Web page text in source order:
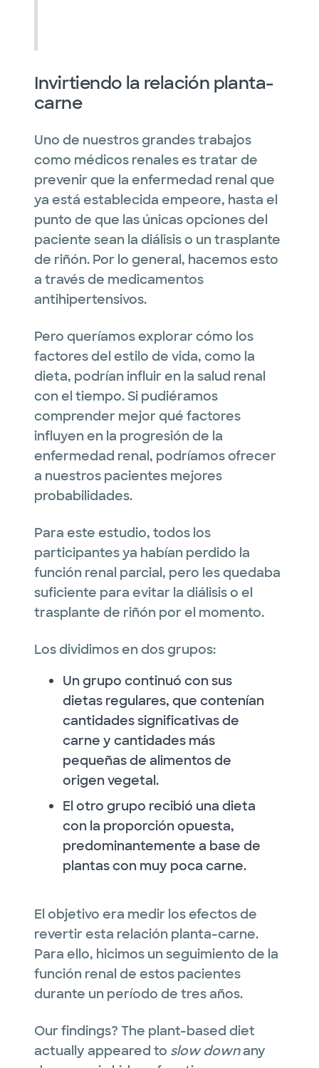
Invirtiendo la relación planta-
carne
Uno de nuestros grandes trabajos
como médicos renales es tratar de
prevenir que la enfermedad renal que
ya está establecida empeore, hasta el
punto de que las únicas opciones del
paciente sean la diálisis o un trasplante
de riñón. Por lo general, hacemos esto
a través de medicamentos
antihipertensivos.
Pero queríamos explorar cómo los
factores del estilo de vida, como la
dieta, podrían influir en la salud renal
con el tiempo. Si pudiéramos
comprender mejor qué factores
influyen en la progresión de la
enfermedad renal, podríamos ofrecer
a nuestros pacientes mejores
probabilidades.
Para este estudio, todos los
participantes ya habían perdido la
función renal parcial, pero les quedaba
suficiente para evitar la diálisis o el
trasplante de riñón por el momento.
Los dividimos en dos grupos:
Un grupo continuó con sus
dietas regulares, que contenían
cantidades significativas de
carne y cantidades más
pequeñas de alimentos de
origen vegetal.
El otro grupo recibió una dieta
con la proporción opuesta,
predominantemente a base de
plantas con muy poca carne.
El objetivo era medir los efectos de
revertir esta relación planta-carne.
Para ello, hicimos un seguimiento de la
función renal de estos pacientes
durante un período de tres años.
Our findings? The plant-based diet
actually appeared to slow downany